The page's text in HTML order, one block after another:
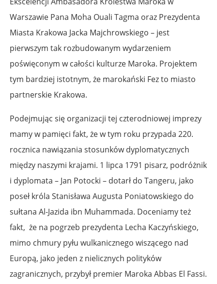
Warszawie Pana Moha Ouali Tagma oraz Prezydenta
Miasta Krakowa Jacka Majchrowskiego – jest
pierwszym tak rozbudowanym wydarzeniem
poświęconym w całości kulturze Maroka. Projektem
tym bardziej istotnym, że marokański Fez to miasto
partnerskie Krakowa.
Podejmując się organizacji tej czterodniowej imprezy
mamy w pamięci fakt, że w tym roku przypada 220.
rocznica nawiązania stosunków dyplomatycznych
między naszymi krajami. 1 lipca 1791 pisarz, podróżnik
i dyplomata – Jan Potocki – dotarł do Tangeru, jako
poseł króla Stanisława Augusta Poniatowskiego do
sułtana Al-Jazida ibn Muhammada. Doceniamy też
fakt, że na pogrzeb prezydenta Lecha Kaczyńskiego,
mimo chmury pyłu wulkanicznego wiszącego nad
Europą, jako jeden z nielicznych polityków
zagranicznych, przybył premier Maroka Abbas El Fassi.